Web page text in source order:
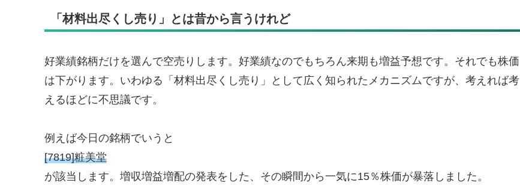
「材料出尽くし売り」とは昔から言うけれど
好業績銘柄だけを選んで空売りします。好業績なのでもちろん来期も増益予想です。それでも株価
は下がります。いわゆる「材料出尽くし売り」として広く知られたメカニズムですが、考えれば考
えるほどに不思議です。
例えば今日の銘柄でいうと
[7819]粧美堂
が該当します。増収増益増配の発表をした、その瞬間から一気に15％株価が暴落しました。